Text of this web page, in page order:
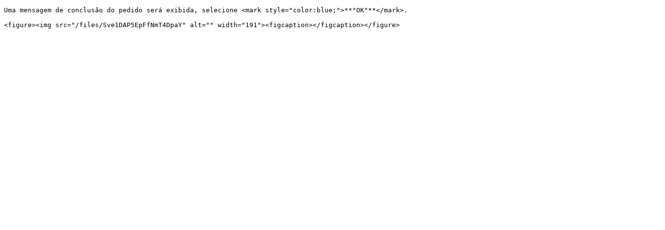
Uma mensagem de conclusão do pedido será exibida, selecione <mark style="color:blue;">**"OK"**</mark>.